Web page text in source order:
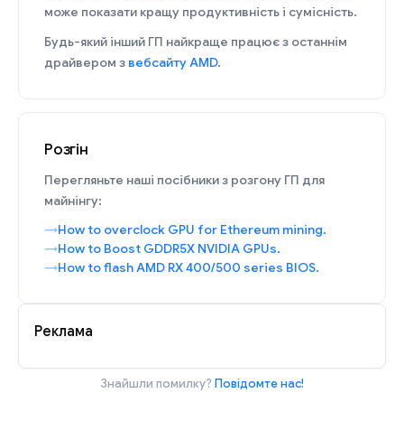
може показати кращу продуктивність і сумісність.
Будь-який інший ГП найкраще працює з останнім
драйвером з вебсайту AMD.
Розгін
Перегляньте наші посібники з розгону ГП для
майнінгу:
How to overclock GPU for Ethereum mining.
How to Boost GDDR5X NVIDIA GPUs.
How to flash AMD RX 400/500 series BIOS.
Реклама
Знайшли помилку? Повідомте нас!